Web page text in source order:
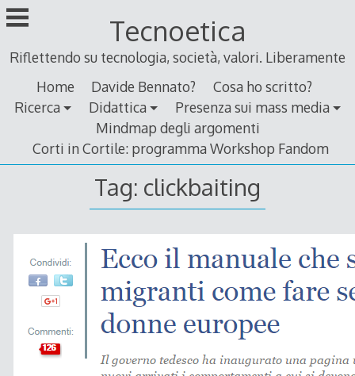
Skip
to
Tecnoetica
Riflettendo su tecnologia, società, valori. Liberamente
Home
Davide Bennato?
Cosa ho scritto?
Ricerca
Didattica
Presenza sui mass media
Mindmap degli argomenti
Corti in Cortile: programma Workshop Fandom
Tag: clickbaiting